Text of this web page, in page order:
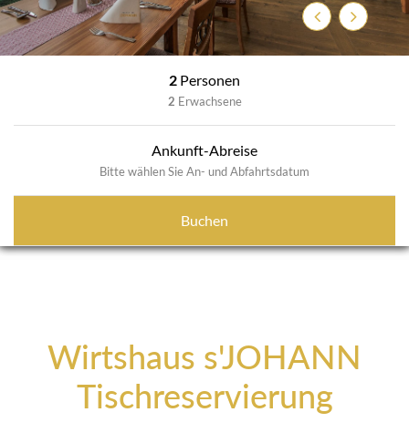
ZurückWeiter
2 Personen
2 Erwachsene
Ankunft-Abreise
Bitte wählen Sie An- und Abfahrtsdatum
Buchen
Wirtshaus s'JOHANN
Tischreservierung